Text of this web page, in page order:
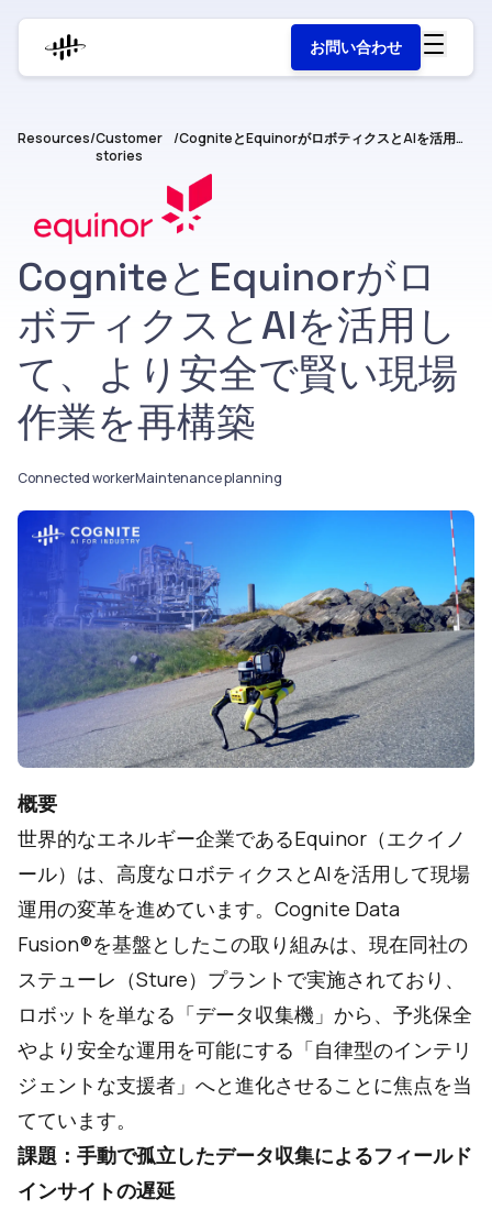
お問い合わせ
Resources/Customer
stories
/ CogniteとEquinorがロボティクスとAIを活用して、より安全で賢い現場作業を再構築
CogniteとEquinorがロ
ボティクスとAIを活用し
て、より安全で賢い現場
作業を再構築
Connected workerMaintenance planning
概要
世界的なエネルギー企業であるEquinor（エクイノ
ール）は、高度なロボティクスとAIを活用して現場
運用の変革を進めています。Cognite Data
Fusion®を基盤としたこの取り組みは、現在同社の
ステューレ（Sture）プラントで実施されており、
ロボットを単なる「データ収集機」から、予兆保全
やより安全な運用を可能にする「自律型のインテリ
ジェントな支援者」へと進化させることに焦点を当
てています。
課題：手動で孤立したデータ収集によるフィールド
インサイトの遅延